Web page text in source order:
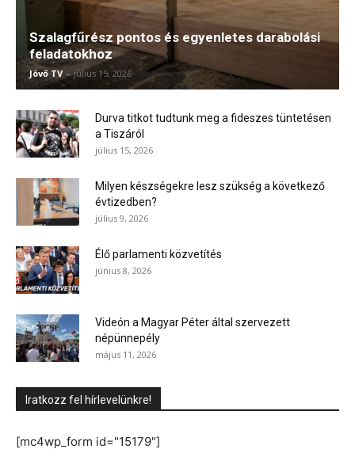
Szalagfűrész pontos és egyenletes darabolási
feladatokhoz
Jövő TV - július 15, 2026
Durva titkot tudtunk meg a fideszes tüntetésen
a Tiszáról
július 15, 2026
Milyen készségekre lesz szükség a következő
évtizedben?
július 9, 2026
Élő parlamenti közvetítés
június 8, 2026
Videón a Magyar Péter által szervezett
népünnepély
május 11, 2026
Iratkozz fel hírlevelünkre!
[mc4wp_form id="15179"]